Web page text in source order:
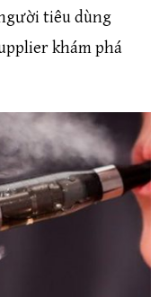
tiêu dùng
khám phá